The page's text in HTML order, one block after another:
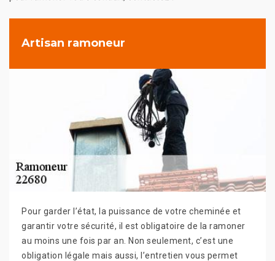
Artisan ramoneur
Pour garder l’état, la puissance de votre cheminée et
garantir votre sécurité, il est obligatoire de la ramoner
au moins une fois par an. Non seulement, c’est une
obligation légale mais aussi, l’entretien vous permet